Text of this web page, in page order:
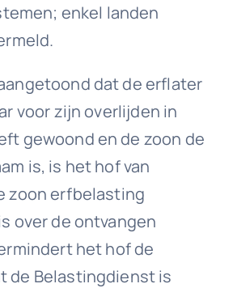
enkel landen
dat de erflater
voor zijn overlijden in
gewoond en de zoon de
is, is het hof van
zoon erfbelasting
over de ontvangen
het hof de
de Belastingdienst is